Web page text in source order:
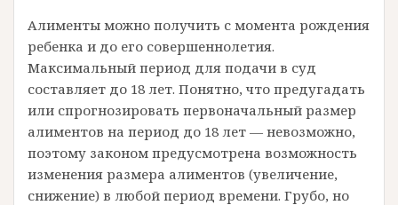
Алименты можно получить с момента рождения
ребенка и до его совершеннолетия.
Максимальный период для подачи в суд
составляет до 18 лет. Понятно, что предугадать
или спрогнозировать первоначальный размер
алиментов на период до 18 лет — невозможно,
поэтому законом предусмотрена возможность
изменения размера алиментов (увеличение,
снижение) в любой период времени. Грубо, но